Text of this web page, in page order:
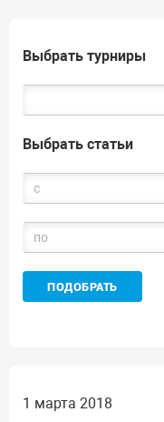
Выбрать турниры
Выбрать статьи
1 марта 2018